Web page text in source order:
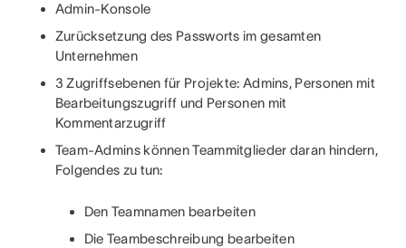
Admin-Konsole
Zurücksetzung des Passworts im gesamten
Unternehmen
3 Zugriffsebenen für Projekte: Admins, Personen mit
Bearbeitungszugriff und Personen mit
Kommentarzugriff
Team-Admins können Teammitglieder daran hindern,
Folgendes zu tun:
Den Teamnamen bearbeiten
Die Teambeschreibung bearbeiten